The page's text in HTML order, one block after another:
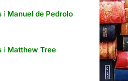
i Manuel de Pedrolo
i Matthew Tree